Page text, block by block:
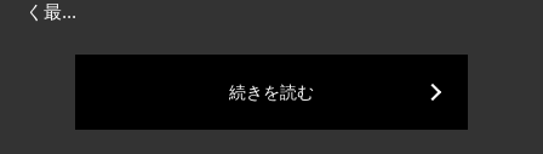
く最...
続きを読む